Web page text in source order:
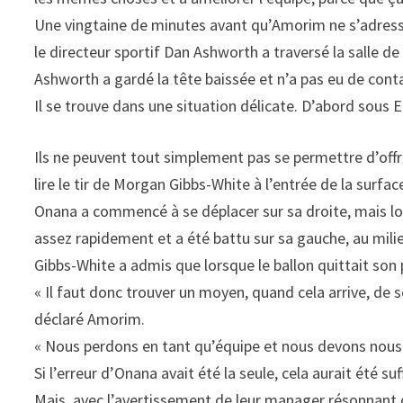
Une vingtaine de minutes avant qu’Amorim ne
le directeur sportif Dan Ashworth a traversé la salle
Ashworth a gardé la tête baissée et n’a pas eu de
Il se trouve dans une situation délicate. D’abord sous
Ils ne peuvent tout simplement pas se permettre
lire le tir de Morgan Gibbs-White à l’entrée de la
Onana a commencé à se déplacer sur sa droite, mais
assez rapidement et a été battu sur sa gauche, au
Gibbs-White a admis que lorsque le ballon quittait
« Il faut donc trouver un moyen, quand cela arrive, de
déclaré Amorim.
« Nous perdons en tant qu’équipe et nous devons
Si l’erreur d’Onana avait été la seule, cela aurait été